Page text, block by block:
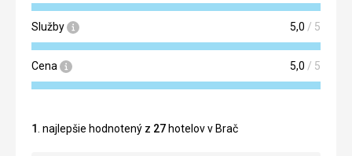
Služby 5,0 / 5
Cena 5,0 / 5
1. najlepšie hodnotený z 27 hotelov v Brač